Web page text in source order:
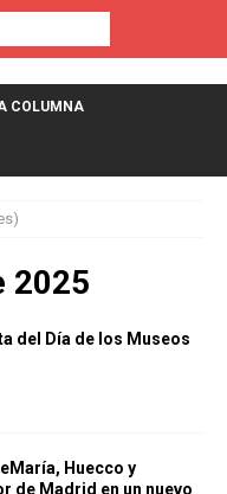
COLUMNA
2025
del Día de los Museos
Huecco y
de Madrid en un nuevo